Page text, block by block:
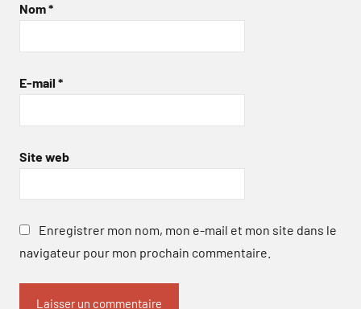
Nom*
E-mail *
Site web
Enregistrer mon nom, mon e-mail et mon site dans le
navigateur pour mon prochain commentaire.